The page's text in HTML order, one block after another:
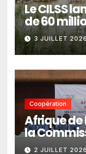
Le CILSS
de 60
3 JUILLET
Coopération
Afrique de
la
africaine
2 JUILLET 2026